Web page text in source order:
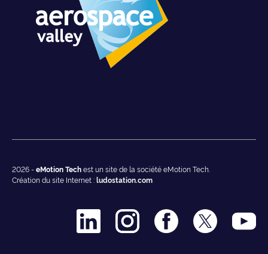
2026 -eMotion Techest un site de la société eMotion Tech.
Création du site Internet :ludostation.com